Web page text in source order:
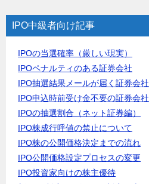
IPO中級者向け記事
IPOの当選確率（厳しい現実）
IPOペナルティのある証券会社
IPO抽選結果メールが届く証券会社
IPO申込時前受け金不要の証券会社
IPOの抽選割合（ネット証券編）
IPO株成行呼値の禁止について
IPO株の公開価格決定までの流れ
IPO公開価格設定プロセスの変更
IPO投資家向けの株主優待